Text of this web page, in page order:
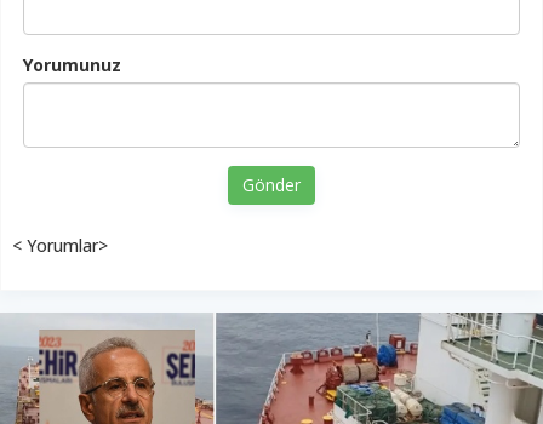
Yorumunuz
Gönder
< Yorumlar>